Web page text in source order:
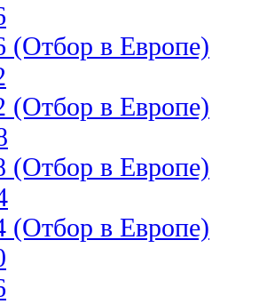
в Европе)
в Европе)
в Европе)
в Европе)